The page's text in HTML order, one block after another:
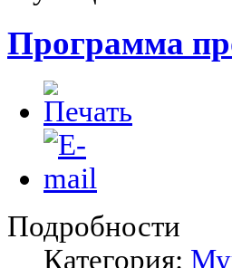
Программа
Подробности
Категория: